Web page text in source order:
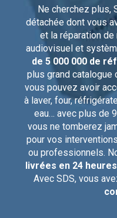
Ne cherchez plus,
détachée dont vous
et la réparation
audiovisuel et
de 5 000 000 de
plus grand catalogue
vous pouvez avoir
à laver, four,
eau… avec plus de
vous ne tomberez
pour vos
ou professionnels.
livrées en 24
Avec SDS, vous